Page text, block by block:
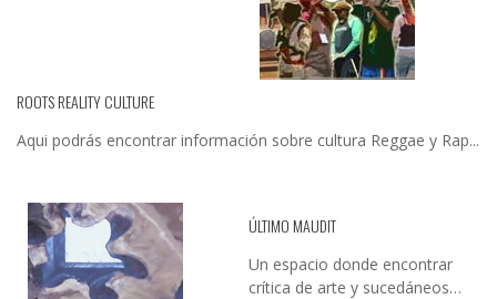
ROOTS REALITY CULTURE
Aqui podrás encontrar información sobre cultura Reggae y Rap...
ÚLTIMO MAUDIT
Un espacio donde encontrar
crítica de arte y sucedáneos…